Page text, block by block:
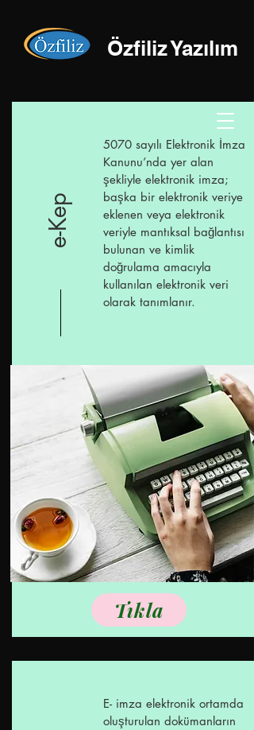
Özfiliz Yazılım
e-Kep
5070 sayılı Elektronik İmza
Kanunu’nda yer alan
şekliyle elektronik imza;
başka bir elektronik veriye
eklenen veya elektronik
veriyle mantıksal bağlantısı
bulunan ve kimlik
doğrulama amacıyla
kullanılan elektronik veri
olarak tanımlanır.
Tıkla
E- imza elektronik ortamda
oluşturulan dokümanların